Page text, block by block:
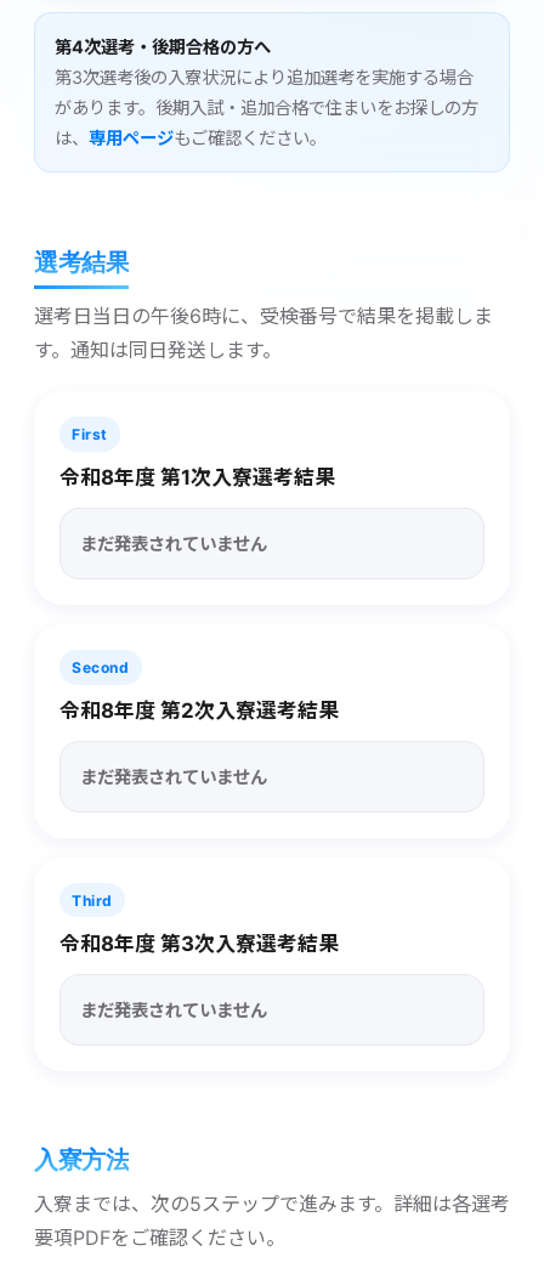
第4次選考・後期合格の方へ
第3次選考後の入寮状況により追加選考を実施する場合
があります。後期入試・追加合格で住まいをお探しの方
は、 専用ページもご確認ください。
選考結果
選考日当日の午後6時に、受検番号で結果を掲載しま
す。通知は同日発送します。
First
令和8年度 第1次入寮選考結果
まだ発表されていません
Second
令和8年度 第2次入寮選考結果
まだ発表されていません
Third
令和8年度 第3次入寮選考結果
まだ発表されていません
入寮方​法
入寮までは、次の5ステップで進みます。詳細は各選考
要項PDFをご確認ください。